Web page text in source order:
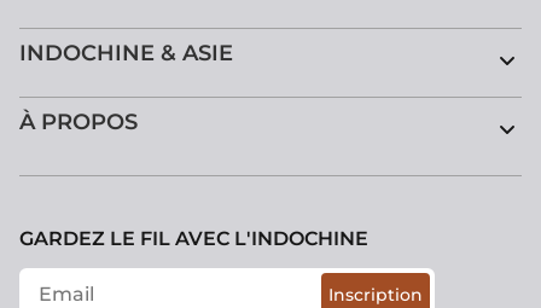
INDOCHINE & ASIE
À PROPOS
GARDEZ LE FIL AVEC L'INDOCHINE
Inscription